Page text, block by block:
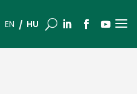
EN HU U a